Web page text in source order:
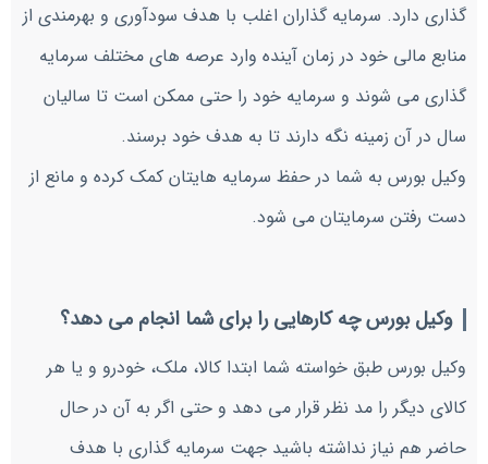
گذاری دارد. سرمایه گذاران اغلب با هدف سودآوری و بهرمندی از
منابع مالی خود در زمان آینده وارد عرصه های مختلف سرمایه
گذاری می شوند و سرمایه خود را حتی ممکن است تا سالیان
سال در آن زمینه نگه دارند تا به هدف خود برسند.
وکیل بورس به شما در حفظ سرمایه هایتان کمک کرده و مانع از
دست رفتن سرمایتان می شود.
وکیل بورس چه کارهایی را برای شما انجام می دهد؟
وکیل بورس طبق خواسته شما ابتدا کالا، ملک، خودرو و یا هر
کالای دیگر را مد نظر قرار می دهد و حتی اگر به آن در حال
حاضر هم نیاز نداشته باشید جهت سرمایه گذاری با هدف